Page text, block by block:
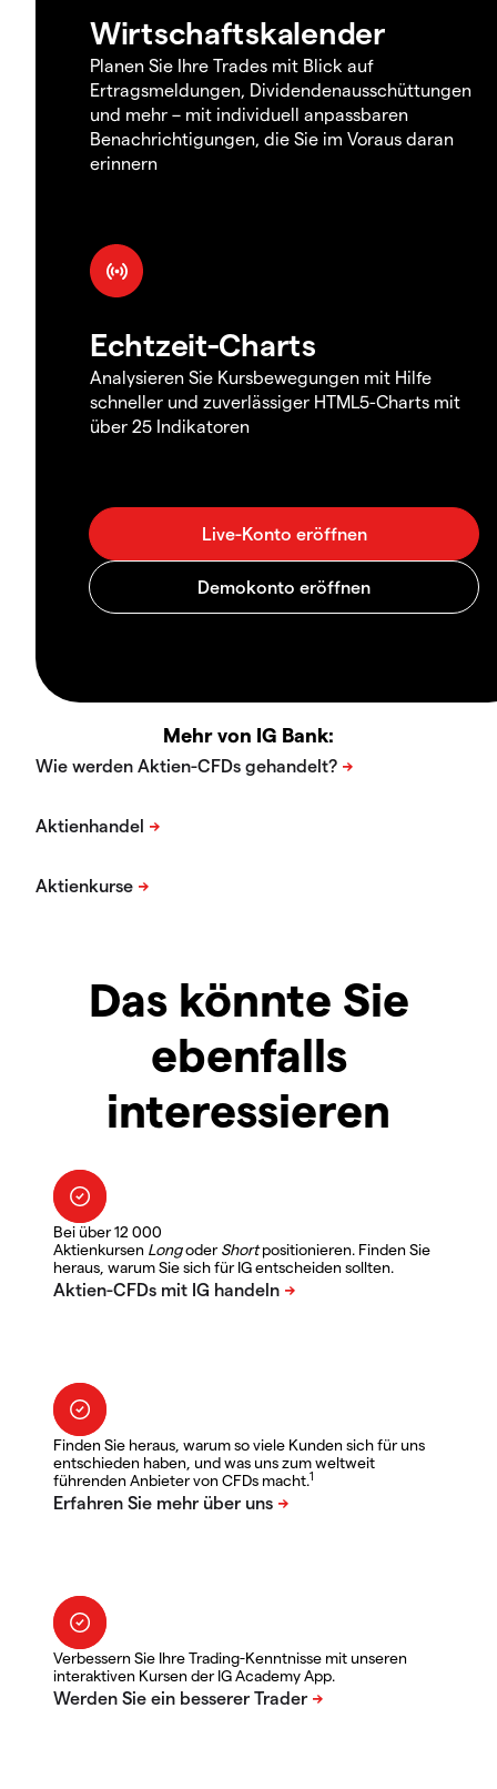
Wirtschaftskalender
Planen Sie Ihre Trades mit Blick auf
Ertragsmeldungen, Dividendenausschüttungen
und mehr – mit individuell anpassbaren
Benachrichtigungen, die Sie im Voraus daran
erinnern
Echtzeit-Charts
Analysieren Sie Kursbewegungen mit Hilfe
schneller und zuverlässiger HTML5-Charts mit
über 25 Indikatoren
Mehr von IG Bank:
Das könnte Sie
ebenfalls
interessieren
Bei über 12 000
Aktienkursen LongoderShortpositionieren. Finden Sie
heraus, warum Sie sich für IG entscheiden sollten.
Finden Sie heraus, warum so viele Kunden sich für uns
entschieden haben, und was uns zum weltweit
führenden Anbieter von CFDs macht.1
Verbessern Sie Ihre Trading-Kenntnisse mit unseren
interaktiven Kursen der IG Academy App.